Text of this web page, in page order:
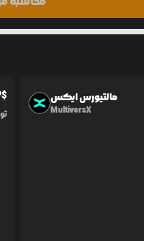
$ مالتیورس ایکس
MultiversX